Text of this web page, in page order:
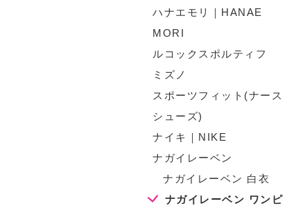
ハナエモリ｜HANAE
MORI
ルコックスポルティフ
ミズノ
スポーツフィット(ナース
シューズ)
ナイキ｜NIKE
ナガイレーベン
ナガイレーベン 白衣
ナガイレーベン ワンピ